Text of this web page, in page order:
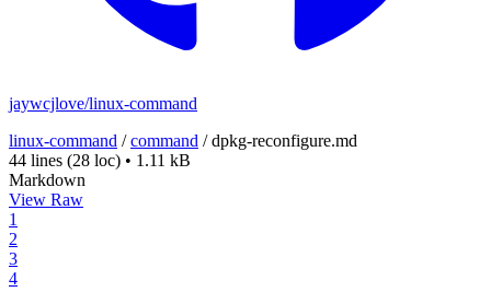
jaywcjlove/linux-command
linux-command /command /dpkg-reconfigure.md
44 lines (28 loc) • 1.11 kB
Markdown
View Raw
1
2
3
4